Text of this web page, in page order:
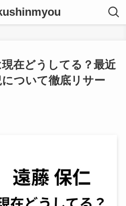
在どうしてる？最近
ついて徹底リサー